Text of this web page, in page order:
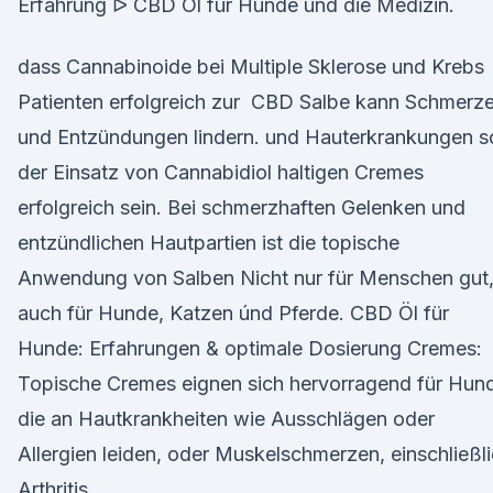
Erfahrung ᐅ CBD Öl für Hunde und die Medizin.
dass Cannabinoide bei Multiple Sklerose und Krebs
Patienten erfolgreich zur CBD Salbe kann
und Entzündungen lindern. und Hauterkrankungen
der Einsatz von Cannabidiol haltigen Cremes
erfolgreich sein. Bei schmerzhaften Gelenken und
entzündlichen Hautpartien ist die topische
Anwendung von Salben Nicht nur für Menschen gut,
auch für Hunde, Katzen únd Pferde. CBD Öl für
Hunde: Erfahrungen & optimale Dosierung Cremes:
Topische Cremes eignen sich hervorragend für
die an Hautkrankheiten wie Ausschlägen oder
Allergien leiden, oder Muskelschmerzen,